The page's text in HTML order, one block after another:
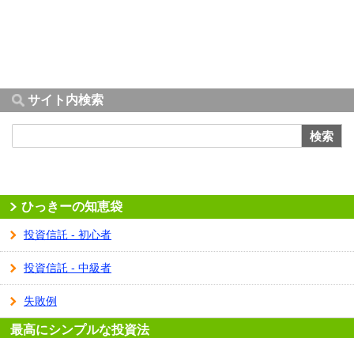
サイト内検索
検索
ひっきーの知恵袋
投資信託 - 初心者
投資信託 - 中級者
失敗例
最高にシンプルな投資法